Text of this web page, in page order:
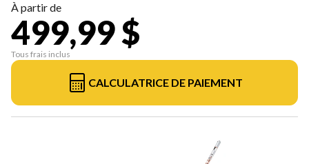
À partir de
499,99 $
Tous frais inclus
CALCULATRICE DE PAIEMENT